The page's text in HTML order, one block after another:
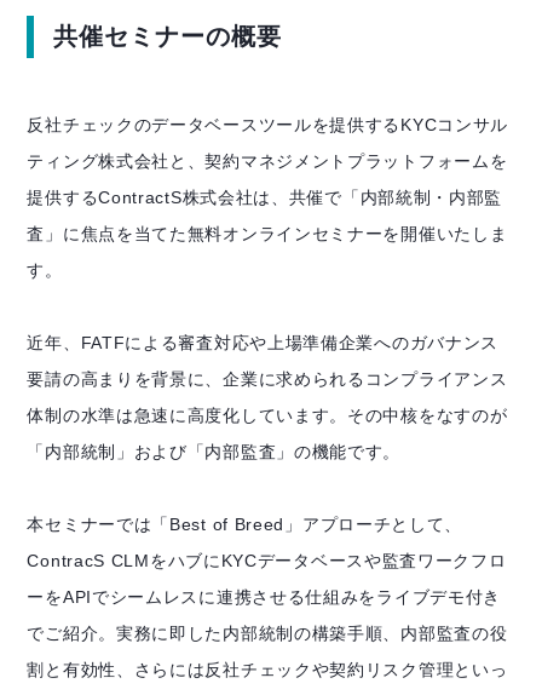
共催セミナーの概要
反社チェックのデータベースツールを提供するKYCコンサル
ティング株式会社と、契約マネジメントプラットフォームを
提供するContractS株式会社は、共催で「内部統制・内部監
査」に焦点を当てた無料オンラインセミナーを開催いたしま
す。
近年、FATFによる審査対応や上場準備企業へのガバナンス
要請の高まりを背景に、企業に求められるコンプライアンス
体制の水準は急速に高度化しています。その中核をなすのが
「内部統制」および「内部監査」の機能です。
本セミナーでは「Best of Breed」アプローチとして、
ContracS CLMをハブにKYCデータベースや監査ワークフロ
ーをAPIでシームレスに連携させる仕組みをライブデモ付き
でご紹介。実務に即した内部統制の構築手順、内部監査の役
割と有効性、さらには反社チェックや契約リスク管理といっ